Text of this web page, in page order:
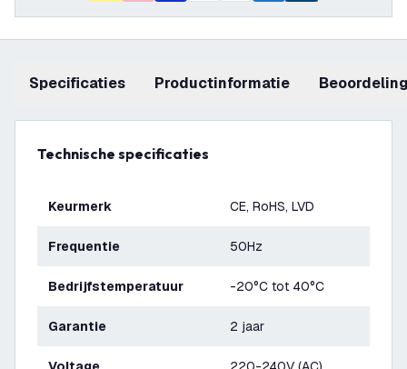
Specificaties productinformatie
Technische specificaties
Keurmerk CE, RoHS, LVD
Frequentie 50Hz
Bedrijfstemperatuur -20°C tot 40°C
Garantie 2 jaar